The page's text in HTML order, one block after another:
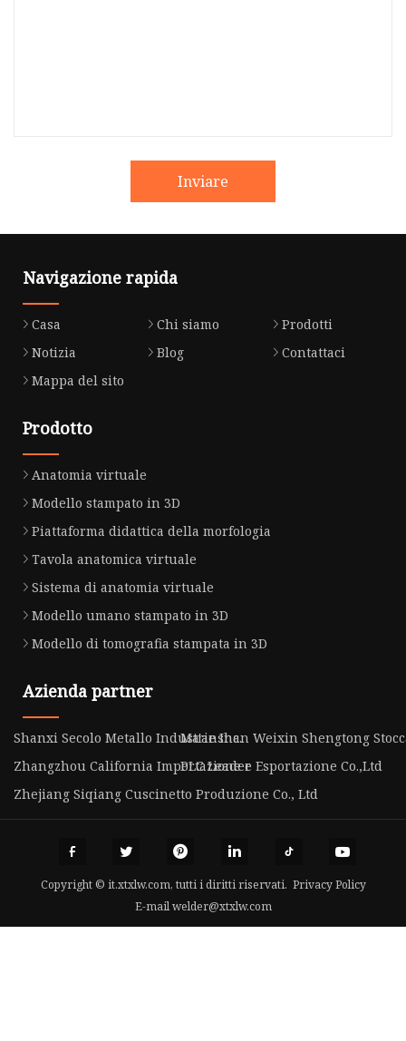
Inviare
Navigazione rapida
Casa Chi siamo
Prodotti
Notizia
Blog
Contattaci
Mappa del sito
Prodotto
Anatomia virtuale
Modello stampato in 3D
Piattaforma didattica della morfologia
Tavola anatomica virtuale
Sistema di anatomia virtuale
Modello umano stampato in 3D
Modello di tomografia stampata in 3D
Azienda partner
Shanxi Secolo Metallo Industrie Inc.Ma'anshan Weixin Shengtong
Zhangzhou California Importazione e Esportazione Co.,Ltd
PLC Leader
Zhejiang Siqiang Cuscinetto Produzione Co., Ltd
Copyright © it.xtxlw.com, tutti i diritti riservati. Privacy Policy
E-mailwelder@xtxlw.com